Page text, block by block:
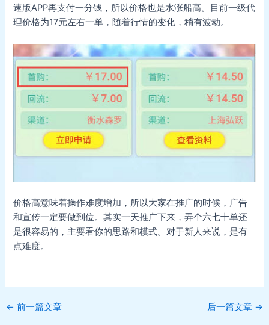
速版APP再支付一分钱，所以价格也是水涨船高。目前一级代
理价格为17元左右一单，随着行情的变化，稍有波动。
价格高意味着操作难度增加，所以大家在推广的时候，广告
和宣传一定要做到位。其实一天推广下来，弄个六七十单还
是很容易的，主要看你的思路和模式。对于新人来说，是有
点难度。
Post
← 前一篇文章 后一篇文章 →